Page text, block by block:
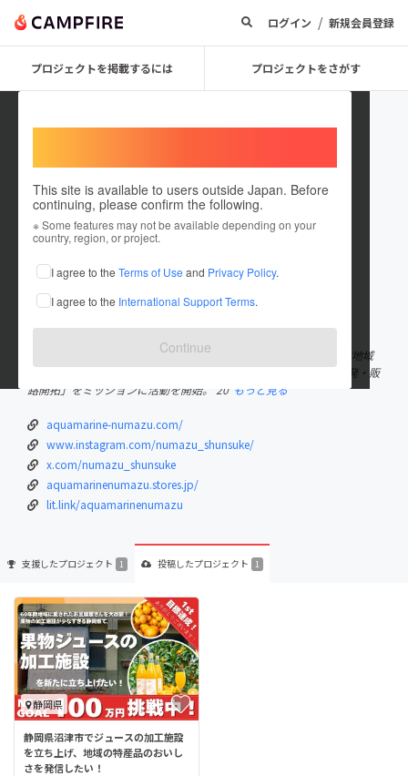
ログイン / 新規会員登録
プロジェクトを掲載するには プロジェクトをさがす
This site is available to users outside Japan. Before
continuing, please confirm the following.
※ Some features may not be available depending on your
country, region, or project.
I agree to the Terms of Use and Privacy Policy.
I agree to the International Support Terms.
Continue
Aquamarine
これまでに1回支援して1件のプロジェクトを投稿しています
在住国：日本 現在地：静岡県
出身国：日本 出身地：愛知県
1997年生まれの28歳。愛知県名古屋市出身。 2023年5月に沼津市地域
おこし協力隊として沼津市に移住。 「地域産品を活用した商品開発・販
路開拓」をミッションに活動を開始。 20 もっと見る
aquamarine-numazu.com/
www.instagram.com/numazu_shunsuke/
x.com/numazu_shunsuke
aquamarinenumazu.stores.jp/
lit.link/aquamarinenumazu
支援したプロジェクト 1 投稿したプロジェクト 1
静岡県
静岡県沼津市でジュースの加工施設
を立ち上げ、地域の特産品のおいし
さを発信したい！